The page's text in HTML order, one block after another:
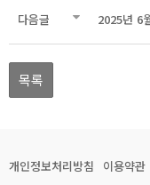
다음글 2025년 6
목록
개인정보처리방침 이용약관